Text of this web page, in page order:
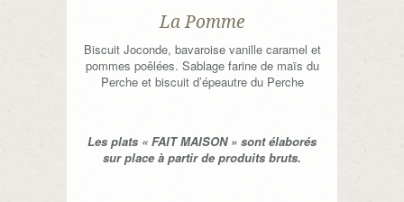
La Pomme
Biscuit Joconde, bavaroise vanille caramel et
pommes poêlées. Sablage farine de maïs du
Perche et biscuit d’épeautre du Perche
Les plats « FAIT MAISON » sont élaborés
sur place à partir de produits bruts.